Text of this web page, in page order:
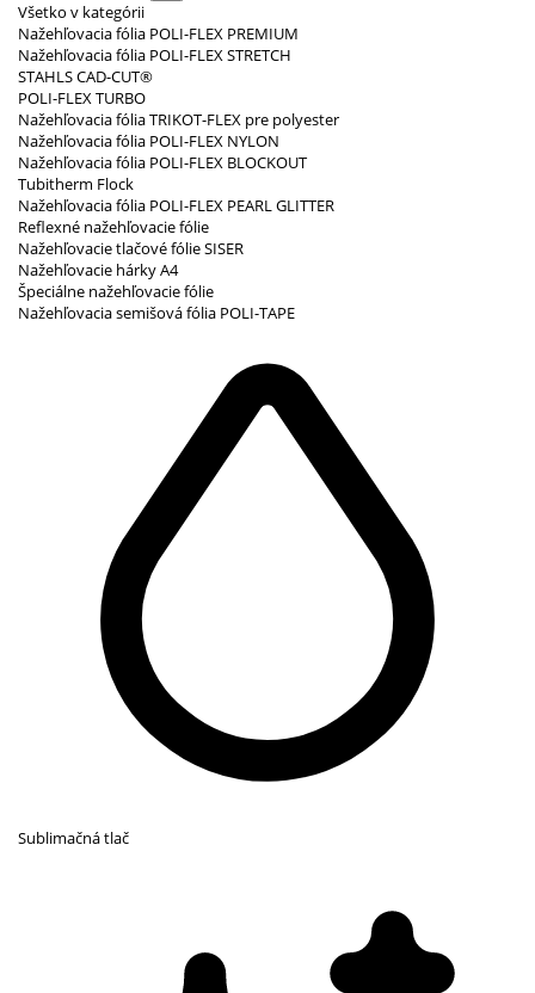
Všetko v kategórii
Nažehľovacia fólia POLI-FLEX PREMIUM
Nažehľovacia fólia POLI-FLEX STRETCH
STAHLS CAD-CUT®
POLI-FLEX TURBO
Nažehľovacia fólia TRIKOT-FLEX pre polyester
Nažehľovacia fólia POLI-FLEX NYLON
Nažehľovacia fólia POLI-FLEX BLOCKOUT
Tubitherm Flock
Nažehľovacia fólia POLI-FLEX PEARL GLITTER
Reflexné nažehľovacie fólie
Nažehľovacie tlačové fólie SISER
Nažehľovacie hárky A4
Špeciálne nažehľovacie fólie
Nažehľovacia semišová fólia POLI-TAPE
Sublimačná tlač